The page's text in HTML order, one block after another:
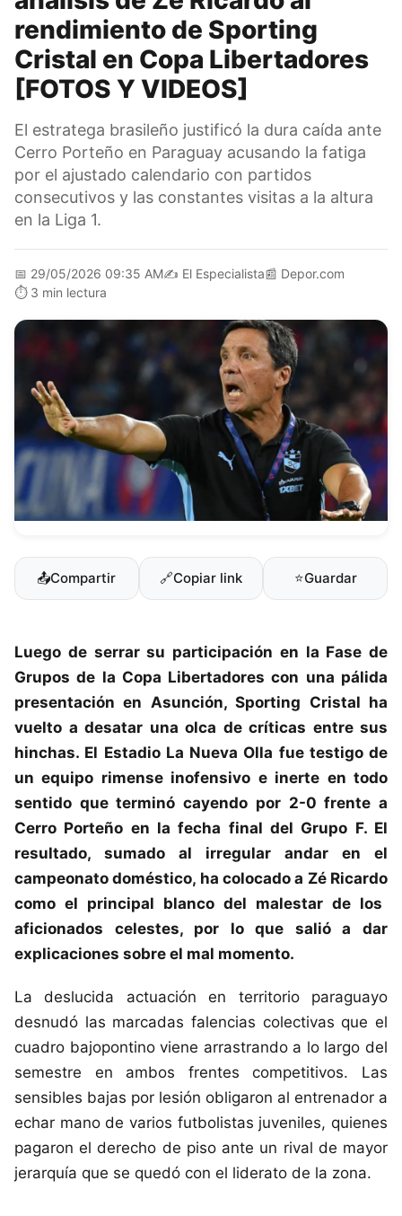
rendimiento de Sporting
Cristal en Copa Libertadores
[FOTOS Y VIDEOS]
El estratega brasileño justificó la dura caída ante
Cerro Porteño en Paraguay acusando la fatiga
por el ajustado calendario con partidos
consecutivos y las constantes visitas a la altura
en la Liga 1.
📅 29/05/2026 09:35 AM✍️ El Especialista📰 Depor.com
⏱️ 3 min lectura
📤Compartir 🔗Copiar link ⭐Guardar
Luego de serrar su participación en la Fase de
Grupos de la Copa Libertadores con una pálida
presentación en Asunción,Sporting Cristal ha
vuelto a desatar una olca de críticas entre sus
hinchas. El Estadio La Nueva Olla fue testigo de
un equipo rimense inofensivo e inerte en todo
sentido que terminó cayendo por 2-0 frente a
Cerro Porteño en la fecha final del Grupo F. El
resultado, sumado al irregular andar en el
campeonato doméstico, ha colocado a Zé Ricardo
como el principal blanco del malestar de los
aficionados celestes, por lo que salió a dar
explicaciones sobre el mal momento.
La deslucida actuación en territorio paraguayo
desnudó las marcadas falencias colectivas que el
cuadro bajopontino viene arrastrando a lo largo del
semestre en ambos frentes competitivos. Las
sensibles bajas por lesión obligaron al entrenador a
echar mano de varios futbolistas juveniles, quienes
pagaron el derecho de piso ante un rival de mayor
jerarquía que se quedó con el liderato de la zona.